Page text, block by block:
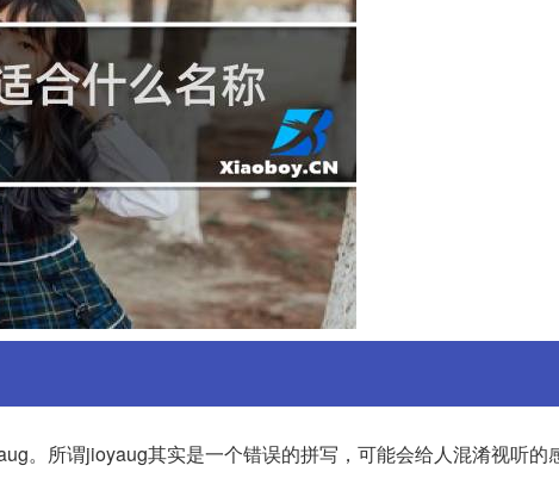
。所谓jioyaug其实是一个错误的拼写，可能会给人混淆视听的